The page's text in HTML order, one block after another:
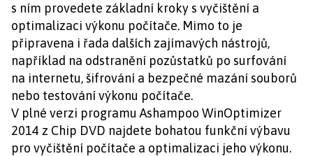
s ním provedete základní kroky s vyčištění a
optimalizaci výkonu počítače. Mimo to je
připravena i řada dalších zajímavých nástrojů,
například na odstranění pozůstatků po surfování
na internetu, šifrování a bezpečné mazání souborů
nebo testování výkonu počítače.
V plné verzi programu Ashampoo WinOptimizer
2014 z Chip DVD najdete bohatou funkční výbavu
pro vyčištění počítače a optimalizaci jeho výkonu.